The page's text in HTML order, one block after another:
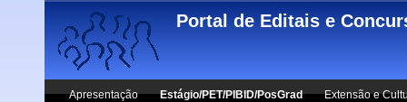
Skip to main content
Portal de Editais e
Apresentação Estágio/PET/PIBID/PosGrad Extensão e